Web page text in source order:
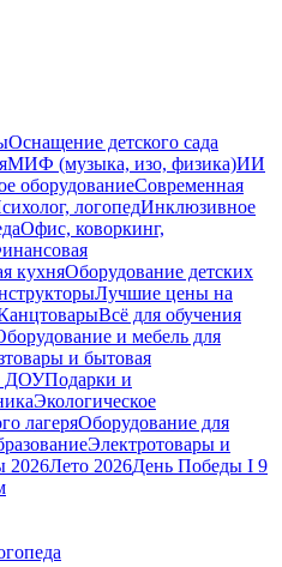
Оснащение детского сада
МИФ (музыка, изо, физика)ИИ
оборудованиеСовременная
логопедИнклюзивное
Офис, коворкинг,
кухняОборудование детских
Лучшие цены на
Всё для обучения
и мебель для
и бытовая
ДОУПодарки и
Экологическое
лагеряОборудование для
Электротовары и
2026Лето 2026День Победы I 9